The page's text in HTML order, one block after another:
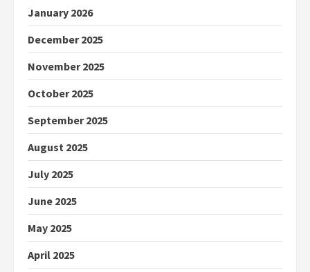
January 2026
December 2025
November 2025
October 2025
September 2025
August 2025
July 2025
June 2025
May 2025
April 2025